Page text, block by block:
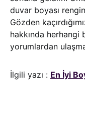
duvar boyası
Gözden
hakkında herhangi
yorumlardan
İlgili yazı : En İyi